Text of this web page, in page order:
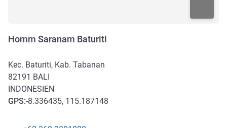
Homm Saranam Baturiti
Kec. Baturiti, Kab. Tabanan
82191 BALI
INDONESIEN
GPS:-8.336435, 115.187148